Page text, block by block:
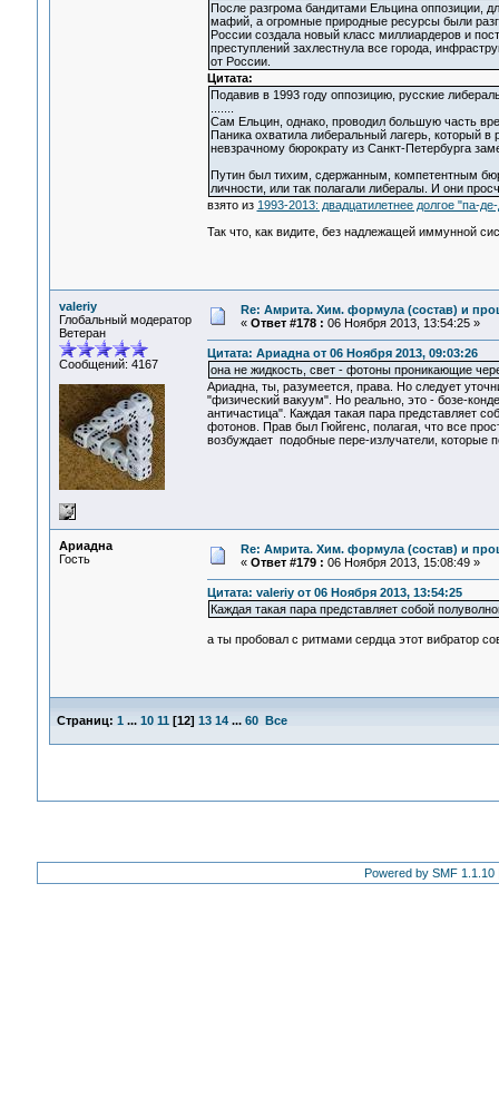
После разгрома бандитами Ельцина оппозиции,
мафий, а огромные природные ресурсы были
России создала новый класс миллиардеров и
преступлений захлестнула все города,
от России.
Цитата:
Подавив в 1993 году оппозицию, русские
Сам Ельцин, однако, проводил большую часть
Паника охватила либеральный лагерь, который
невзрачному бюрократу из Санкт-Петербурга
Путин был тихим, сдержанным, компетентным
личности, или так полагали либералы. И они
взято из 1993-2013: двадцатилетнее долгое "па-
Так что, как видите, без надлежащей иммунной
valeriy
Глобальный модератор
Ветеран
Сообщений: 4167
Re: Амрита. Хим. формула (состав) и
« Ответ #178 : 06 Ноября 2013, 13:54:25 »
Цитата: Ариадна от 06 Ноября 2013, 09:03:26
она не жидкость, свет - фотоны проникающие
Ариадна, ты, разумеется, права. Но следует
"физический вакуум". Но реально, это - бозе-
античастица". Каждая такая пара представляет
фотонов. Прав был Гюйгенс, полагая, что все
возбуждает подобные пере-излучатели, которые
Ариадна
Гость
Re: Амрита. Хим. формула (состав) и
« Ответ #179 : 06 Ноября 2013, 15:08:49 »
Цитата: valeriy от 06 Ноября 2013, 13:54:25
Каждая такая пара представляет собой
а ты пробовал с ритмами сердца этот вибратор
Страниц: 1 ... 10 11 [12] 13 14 ... 60 Все
Powered by SMF 1.1.10